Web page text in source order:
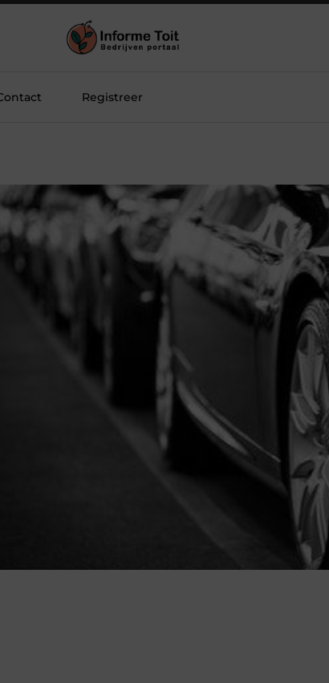
Registreer